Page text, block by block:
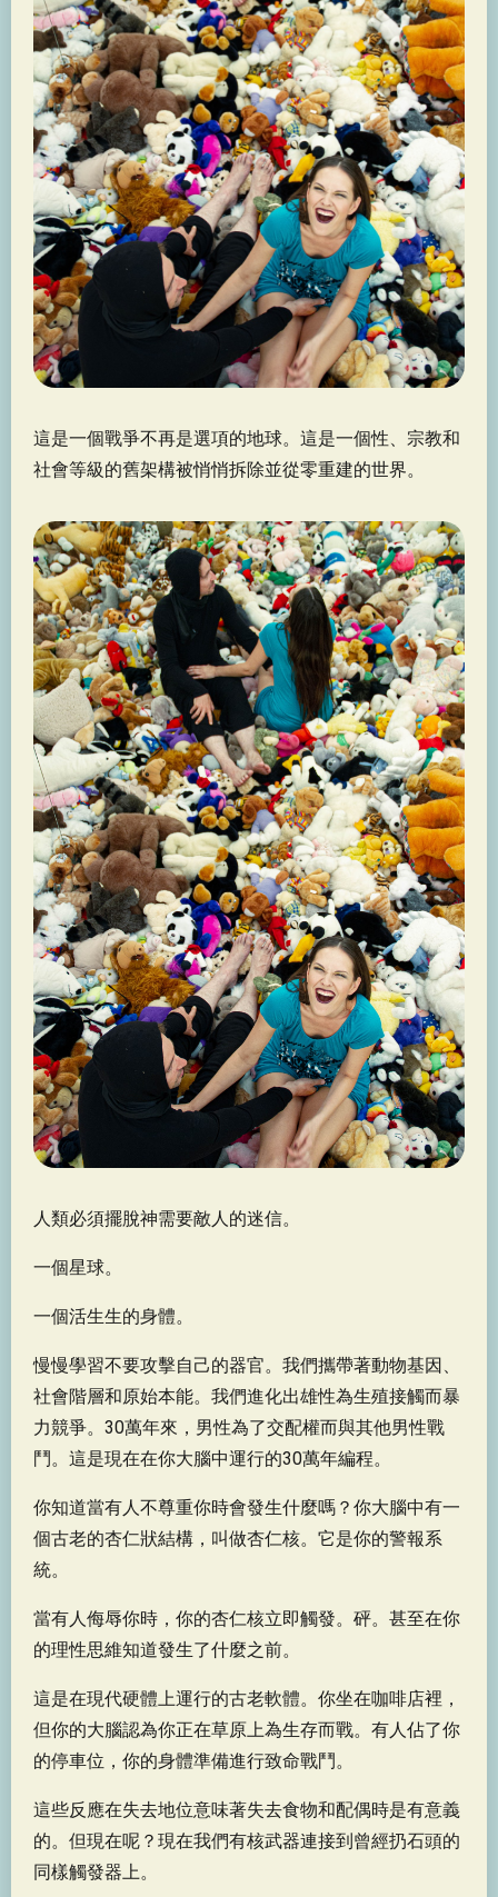
這是一個戰爭不再是選項的地球。這是一個性、宗教和
社會等級的舊架構被悄悄拆除並從零重建的世界。
人類必須擺脫神需要敵人的迷信。
一個星球。
一個活生生的身體。
慢慢學習不要攻擊自己的器官。我們攜帶著動物基因、
社會階層和原始本能。我們進化出雄性為生殖接觸而暴
力競爭。30萬年來，男性為了交配權而與其他男性戰
鬥。這是現在在你大腦中運行的30萬年編程。
你知道當有人不尊重你時會發生什麼嗎？你大腦中有一
個古老的杏仁狀結構，叫做杏仁核。它是你的警報系
統。
當有人侮辱你時，你的杏仁核立即觸發。砰。甚至在你
的理性思維知道發生了什麼之前。
這是在現代硬體上運行的古老軟體。你坐在咖啡店裡，
但你的大腦認為你正在草原上為生存而戰。有人佔了你
的停車位，你的身體準備進行致命戰鬥。
這些反應在失去地位意味著失去食物和配偶時是有意義
的。但現在呢？現在我們有核武器連接到曾經扔石頭的
同樣觸發器上。